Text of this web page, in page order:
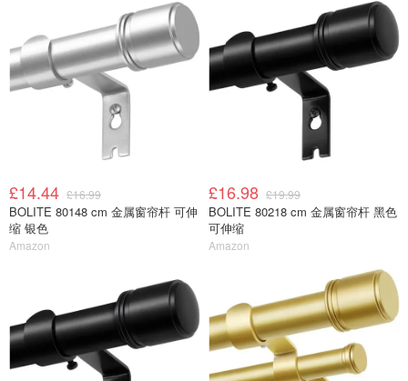
£14.44 £16.99
BOLITE 80148 cm 金属窗帘杆 可伸
缩 银色
Amazon
£16.98 £19.99
BOLITE 80218 cm 金属窗帘杆 黑色
可伸缩
Amazon